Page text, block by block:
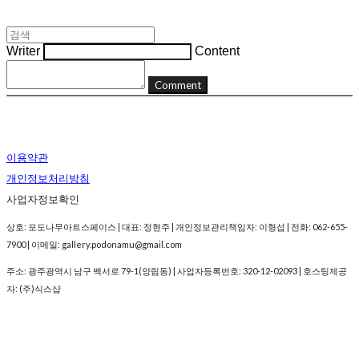
Writer Content
Comment
이용약관
개인정보처리방침
사업자정보확인
상호: 포도나무아트스페이스 | 대표: 정현주 | 개인정보관리책임자: 이형섭 | 전화: 062-655-
7900 | 이메일: gallery.podonamu@gmail.com
주소: 광주광역시 남구 백서로 79-1(양림동) | 사업자등록번호: 320-12-02093 | 호스팅제공
자: (주)식스샵